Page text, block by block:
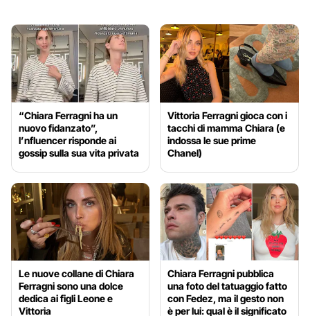
“Chiara Ferragni ha un
nuovo fidanzato”,
l’nfluencer risponde ai
gossip sulla sua vita privata
Vittoria Ferragni gioca con i
tacchi di mamma Chiara (e
indossa le sue prime
Chanel)
Le nuove collane di Chiara
Ferragni sono una dolce
dedica ai figli Leone e
Vittoria
Chiara Ferragni pubblica
una foto del tatuaggio fatto
con Fedez, ma il gesto non
è per lui: qual è il significato